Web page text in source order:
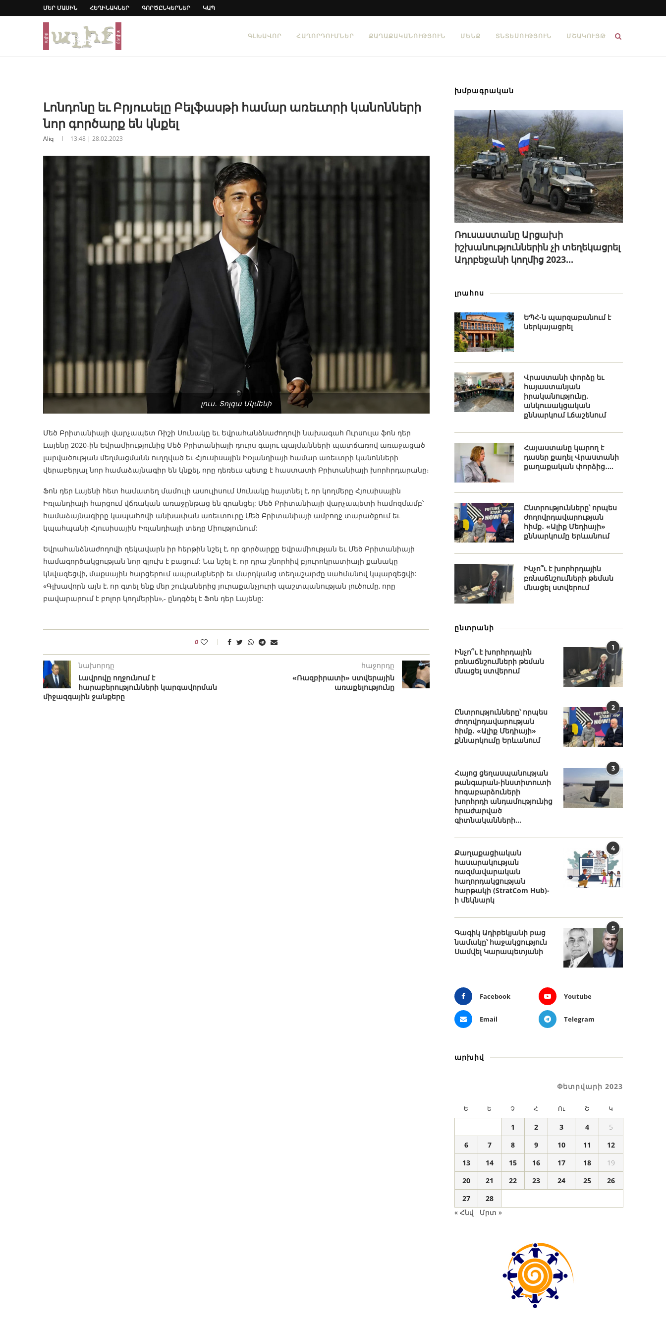
ՄԵՐ ՄԱՍԻՆ ՀԵՂԻՆԱԿՆԵՐ ԳՈՐԾԸՆԿԵՐՆԵՐ ԿԱՊ
ԳԼԽԱՎՈՐ ՀԱՂՈՐԴՈՒՄՆԵՐ ՔԱՂԱՔԱԿԱՆՈՒԹՅՈՒՆ ՄԵՆՔ ՏՆՏԵՍՈՒԹՅՈՒՆ ՄՇԱԿՈՒՅԹ
Լոնդոնը եւ Բրյուսելը Բելֆասթի համար առեւտրի կանոնների
նոր գործարք են կնքել
Aliq 13:48 | 28.02.2023
լուս․ Տոլգա Ակմենի
Մեծ Բրիտանիայի վարչապետ Ռիշի Սունակը եւ Եվրահանձնաժողովի նախագահ Ուրսուլա ֆոն դեր
Լայենը 2020-ին Եվրամիությունից Մեծ Բրիտանիայի դուրս գալու պայմանների պատճառով առաջացած
լարվածության մեղմացմանն ուղղված եւ Հյուսիսային Իռլանդիայի համար առեւտրի կանոնների
վերաբերյալ նոր համաձայնագիր են կնքել, որը դեռեւս պետք է հաստատի Բրիտանիայի խորհրդարանը։
Ֆոն դեր Լայենի հետ համատեղ մամուլի ասուլիսում Սունակը հայտնել է, որ կողմերը Հյուսիսային
Իռլանդիայի հարցում վճռական առաջընթաց են գրանցել: Մեծ Բրիտանիայի վարչապետի համոզմամբ՝
համաձայնագիրը կապահովի անխափան առեւտուրը Մեծ Բրիտանիայի ամբողջ տարածքում եւ
կպահպանի Հյուսիսային Իռլանդիայի տեղը Միությունում:
Եվրահանձնաժողովի ղեկավարն իր հերթին նշել է, որ գործարքը Եվրամիության եւ Մեծ Բրիտանիայի
համագործակցության նոր գլուխ է բացում: Նա նշել է, որ դրա շնորհիվ բյուրոկրատիայի քանակը
կնվազեցվի, մաքսային հարցերում ապրանքների եւ մարդկանց տեղաշարժը սահմանով կպարզեցվի:
«Գլխավորն այն է, որ գտել ենք մեր շուկաներից յուրաքանչյուրի պաշտպանության լուծումը, որը
բավարարում է բոլոր կողմերին»,- ընդգծել է Ֆոն դեր Լայենը:
0
նախորդը
Լավրովը ողջունում է
հարաբերությունների կարգավորման
միջազգային ջանքերը
հաջորդը
«Ռազբիրատի» ստվերային
առաքելությունը
խմբագրական
Ռուսաստանը Արցախի
իշխանություններին չի տեղեկացրել
Ադրբեջանի կողմից 2023...
լրահոս
ԵՊՀ-ն պարզաբանում է
ներկայացրել
Վրաստանի փորձը եւ
հայաստանյան
իրականությունը.
անկուսակցական
քննարկում Լճաշենում
Հայաստանը կարող է
դասեր քաղել Վրաստանի
քաղաքական փորձից․...
Ընտրությունները՝ որպես
ժողովրդավարության
հիմք․ «Ալիք Մեդիայի»
քննարկումը Երևանում
Ինչո՞ւ է խորհրդային
բռնաճնշումների թեման
մնացել ստվերում
ընտրանի
1
Ինչո՞ւ է խորհրդային
բռնաճնշումների թեման
մնացել ստվերում
2
Ընտրությունները՝ որպես
ժողովրդավարության
հիմք․ «Ալիք Մեդիայի»
քննարկումը Երևանում
3
Հայոց ցեղասպանության
թանգարան-ինստիտուտի
հոգաբարձուների
խորհրդի անդամությունից
հրաժարված
գիտնականների...
4
Քաղաքացիական
հասարակության
ռազմավարական
հաղորդակցության
հարթակի (StratCom Hub)-
ի մեկնարկ
5
Գագիկ Ադիբեկյանի բաց
նամակը՝ հաջակցություն
Սամվել Կարապետյանի
Facebook Youtube
Email Telegram
արխիվ
Փետրվարի 2023
Ե Ե Չ Հ Ու Շ Կ
1 2 3 4
5
6
7 8 9 10 11
12
13
14 15 16 17 18
19
20
21 22 23 24 25
26
27
28
« Հնվ
Մրտ »